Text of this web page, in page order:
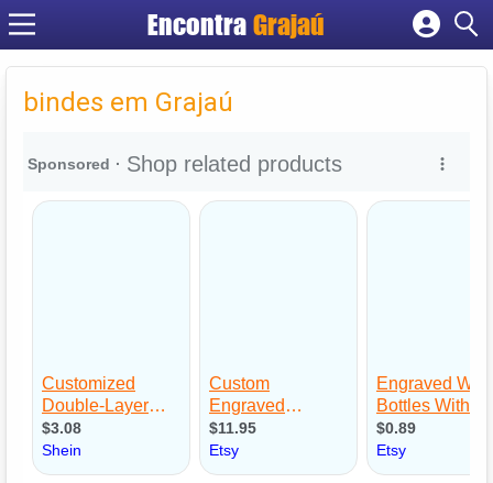
Encontra Grajaú
Cadastrar empresa
Criar conta
bindes em Grajaú